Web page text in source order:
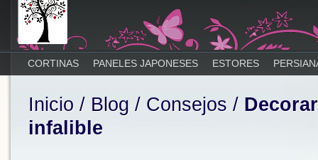
CORTINAS PANELES JAPONESES ESTORES
Inicio / Blog / Consejos /
infalible